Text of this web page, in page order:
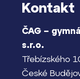
Kontakt
ČAG –
s.r.o.
Třebízského
České